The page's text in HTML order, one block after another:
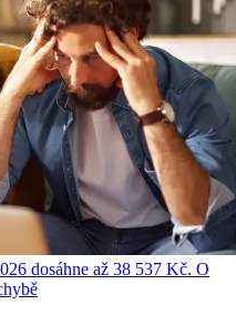
dosáhne až 38 537 Kč. O